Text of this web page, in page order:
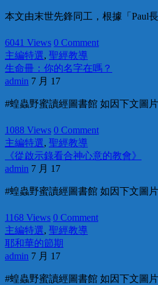
本文由末世先鋒同工，根據「Paul
6041 Views 0 Comment
主編特選, 聖經教導
生命冊：你的名字在嗎？
admin 7 月 17
#蝗蟲野蜜讀經圖書館 如因下文圖
1088 Views 0 Comment
主編特選, 聖經教導
《從啟示錄看合神心意的教會》
admin 7 月 17
#蝗蟲野蜜讀經圖書館 如因下文圖
1168 Views 0 Comment
主編特選, 聖經教導
耶和華的節期
admin 7 月 17
#蝗蟲野蜜讀經圖書館 如因下文圖